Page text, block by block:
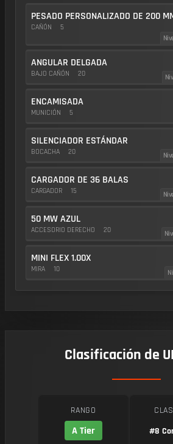
PESADO PERSONALIZADO DE 200
CAÑÓN
5
ANGULAR DELGADA
BAJO CAÑÓN 20
ENCAMISADA
MUNICIÓN 5
SILENCIADOR ESTÁNDAR
BOCACHA 20
CARGADOR DE 36 BALAS
CARGADOR 15
50 MW AZUL
ACCESORIO DERECHO 20
MINI FLEX 1.00X
MIRA 10
Clasificación de
RANGO
A Tier
#8